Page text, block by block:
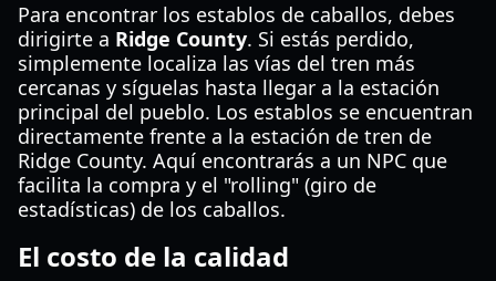
Para encontrar los establos de caballos, debes
dirigirte a Ridge County. Si estás perdido,
simplemente localiza las vías del tren más
cercanas y síguelas hasta llegar a la estación
principal del pueblo. Los establos se encuentran
directamente frente a la estación de tren de
Ridge County. Aquí encontrarás a un NPC que
facilita la compra y el "rolling" (giro de
estadísticas) de los caballos.
El costo de la calidad